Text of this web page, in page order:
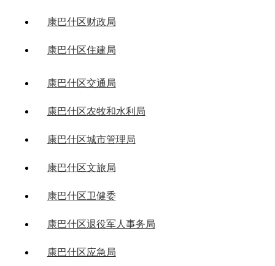
康巴什区财政局
康巴什区住建局
康巴什区交通局
康巴什区农牧和水利局
康巴什区城市管理局
康巴什区文旅局
康巴什区卫健委
康巴什区退役军人事务局
康巴什区应急局